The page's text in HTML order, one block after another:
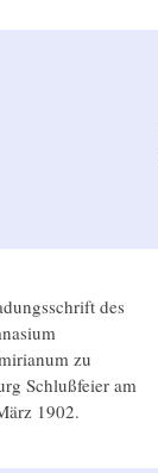
des
zu
Schlußfeier am
1902.